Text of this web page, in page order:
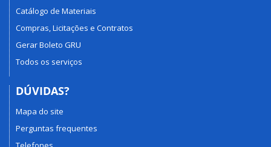
Catálogo de Materiais
Compras, Licitações e Contratos
Gerar Boleto GRU
Todos os serviços
DÚVIDAS?
Mapa do site
Perguntas frequentes